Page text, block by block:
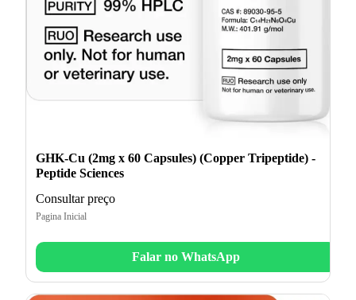
GHK-Cu (2mg x 60 Capsules) (Copper Tripeptide) -
Peptide Sciences
Consultar preço
Pagina Inicial
Falar no WhatsApp